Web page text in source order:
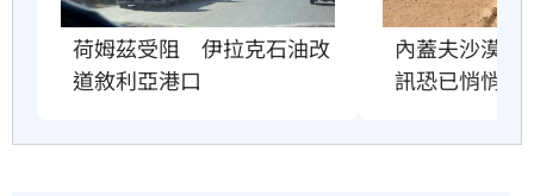
荷姆茲受阻　伊拉克石油改
道敘利亞港口
內蓋夫沙漠奇
訊恐已悄悄逼